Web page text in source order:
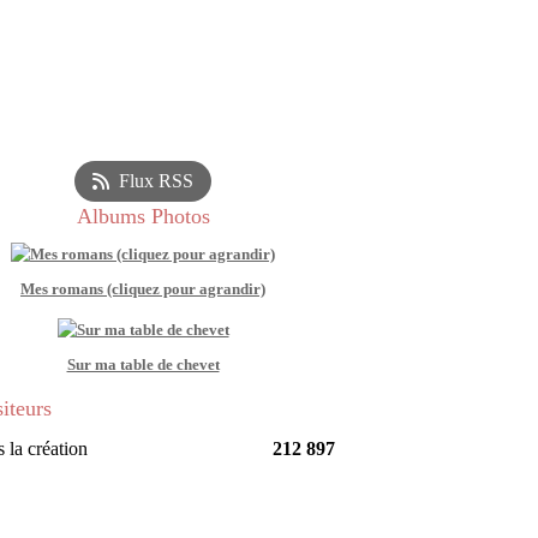
Flux RSS
Albums Photos
Mes romans (cliquez pour agrandir)
Sur ma table de chevet
la création 212 897